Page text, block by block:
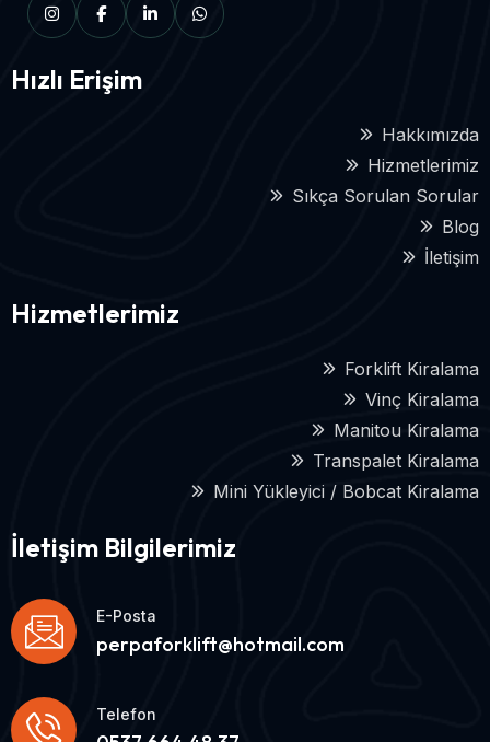
Hızlı Erişim
Hakkımızda
Hizmetlerimiz
Sıkça Sorulan Sorular
Blog
İletişim
Hizmetlerimiz
Forklift Kiralama
Vinç Kiralama
Manitou Kiralama
Transpalet Kiralama
Mini Yükleyici / Bobcat Kiralama
İletişim Bilgilerimiz
perpaforklift@hotmail.com
E-Posta
Telefon